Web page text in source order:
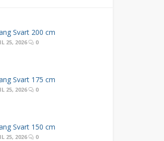
Svart 200 cm
25, 2026 0
Svart 175 cm
25, 2026 0
Svart 150 cm
25, 2026 0